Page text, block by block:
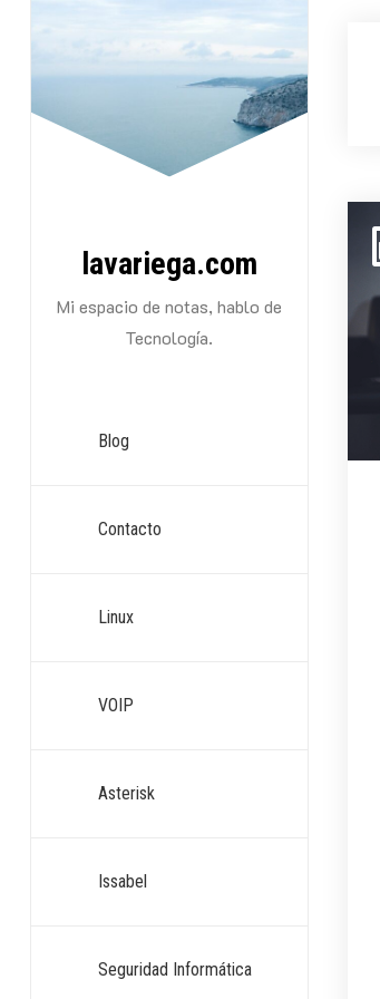
contenido
lavariega.com
Mi espacio de notas, hablo de
Tecnología.
Blog
Contacto
Linux
VOIP
Asterisk
Issabel
Seguridad Informática